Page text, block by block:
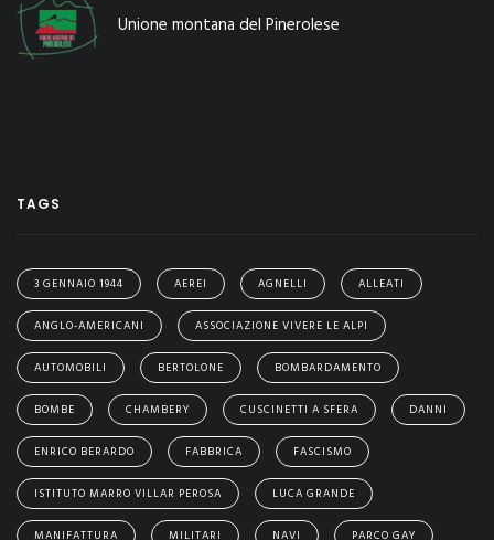
Unione montana del Pinerolese
TAGS
3 GENNAIO 1944 AEREI AGNELLI ALLEATI
ANGLO-AMERICANI ASSOCIAZIONE VIVERE LE ALPI
AUTOMOBILI BERTOLONE BOMBARDAMENTO
BOMBE CHAMBERY CUSCINETTI A SFERA DANNI
ENRICO BERARDO FABBRICA FASCISMO
ISTITUTO MARRO VILLAR PEROSA LUCA GRANDE
MANIFATTURA MILITARI NAVI PARCO GAY